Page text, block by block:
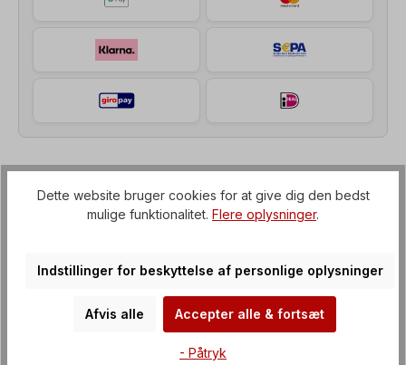
Beskrivelse af
Tandhjulsgearmotor (gearkasse med IEC-flange til
265/460 V-60 Hz (± 5 % i henhol…
Mere om det
Dette website bruger cookies for at give dig den bedst
mulige funktionalitet. Flere oplysninger.
Indstillinger for beskyttelse af personlige oplysninger
Afvis alle Accepter alle & fortsæt
- Påtryk